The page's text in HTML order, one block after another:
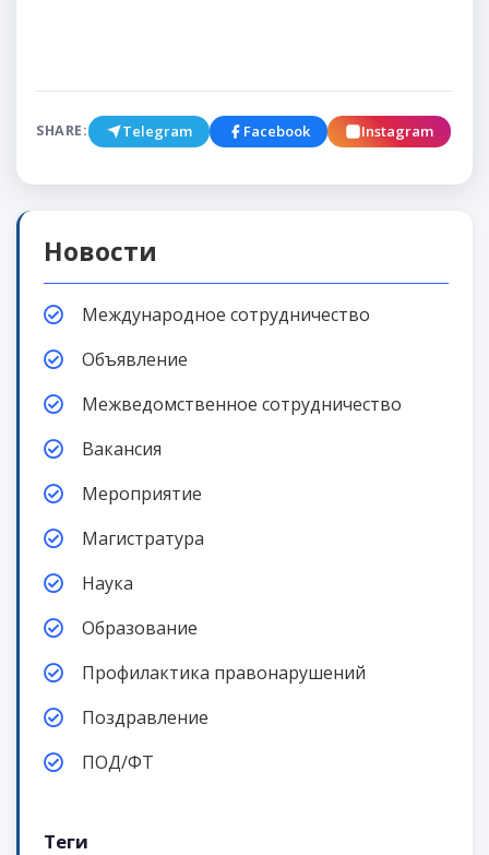
SHARE: Telegram Facebook Instagram
Новости
Международное сотрудничество
Объявление
Межведомственное сотрудничество
Вакансия
Мероприятие
Магистратура
Наука
Образование
Профилактика правонарушений
Поздравление
ПОД/ФТ
Теги